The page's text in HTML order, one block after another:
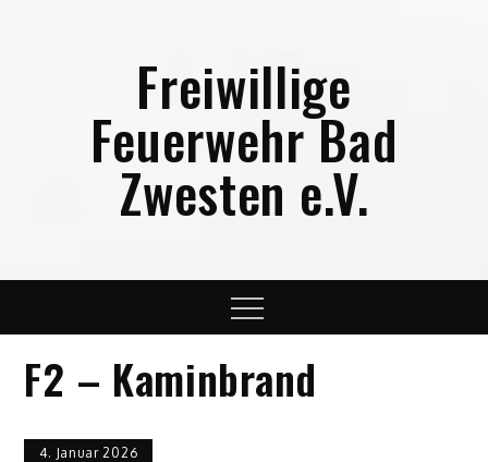
Freiwillige
Feuerwehr Bad
Zwesten e.V.
Menu
F2 – Kaminbrand
4. Januar 2026